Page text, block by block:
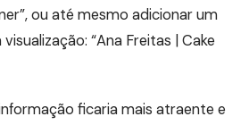
ou até mesmo adicionar um
“Ana Freitas | Cake
ficaria mais atraente e